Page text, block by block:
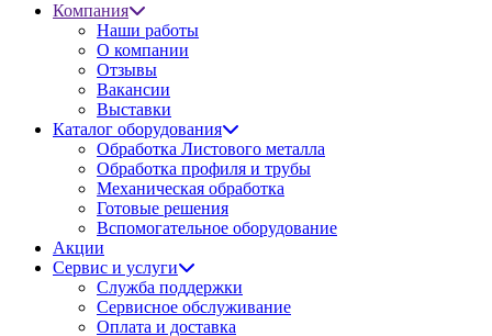
Компания
Наши работы
О компании
Отзывы
Вакансии
Выставки
Каталог оборудования
Обработка Листового металла
Обработка профиля и трубы
Механическая обработка
Готовые решения
Вспомогательное оборудование
Акции
Сервис и услуги
Служба поддержки
Сервисное обслуживание
Оплата и доставка